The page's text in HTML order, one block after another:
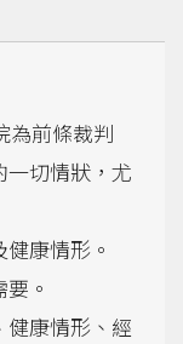
為前條裁判
一切情狀，尤
康情形。
。
健康情形、經